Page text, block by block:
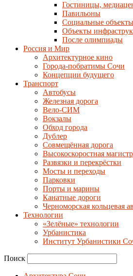
Гостиницы,
Павильоны
Социальные объекты
Объекты
После олимпиады
Россия и Мир
Архитектурное кино
Города-побратимы Сочи
Концепции будущего
Транспорт
Автобусы
Железная дорога
Вело-СИМ
Вокзалы
Обход города
Дублер
Совмещённая дорога
Высокоскоростная
Развязки и перекрёстки
Мосты и переходы
Парковки
Порты и марины
Канатные дороги
Черноморская кольцевая
Технологии
«Зелёные» технологии
Урбанистика
Институт Урбанистики
Поиск